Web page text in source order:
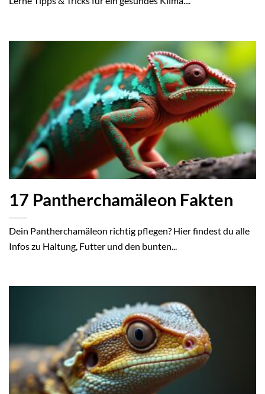
17 Pantherchamäleon Fakten
Dein Pantherchamäleon richtig pflegen? Hier findest du alle
Infos zu Haltung, Futter und den bunten...